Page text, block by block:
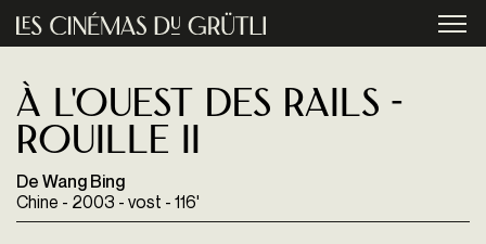
Aller au contenu principal
À l'ouest des rails -
Rouille II
De Wang Bing
Chine - 2003 - vost - 116'